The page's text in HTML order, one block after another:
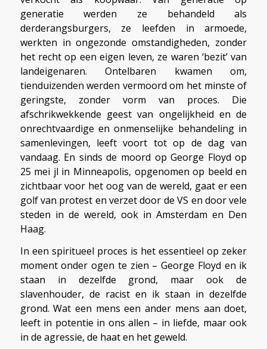
generatie werden ze behandeld als
derderangsburgers, ze leefden in armoede,
werkten in ongezonde omstandigheden, zonder
het recht op een eigen leven, ze waren ‘bezit’ van
landeigenaren. Ontelbaren kwamen om,
tienduizenden werden vermoord om het minste of
geringste, zonder vorm van proces. Die
afschrikwekkende geest van ongelijkheid en de
onrechtvaardige en onmenselijke behandeling in
samenlevingen, leeft voort tot op de dag van
vandaag. En sinds de moord op George Floyd op
25 mei jl in Minneapolis, opgenomen op beeld en
zichtbaar voor het oog van de wereld, gaat er een
golf van protest en verzet door de VS en door vele
steden in de wereld, ook in Amsterdam en Den
Haag.
In een spiritueel proces is het essentieel op zeker
moment onder ogen te zien – George Floyd en ik
staan in dezelfde grond, maar ook de
slavenhouder, de racist en ik staan in dezelfde
grond. Wat een mens een ander mens aan doet,
leeft in potentie in ons allen – in liefde, maar ook
in de agressie, de haat en het geweld.